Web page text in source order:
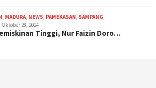
MADURA NEWS PAMEKASAN SAMPANG
Oktober 28, 2024
Tinggi, Nur Faizin Doro…